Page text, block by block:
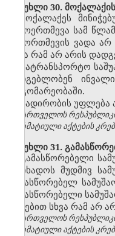
მუხლი 30.
მოქალაქეს
ჩამოერთმევა სამ
ჩამორთმევის ვადა
სხვა რამ არ არის
სატრანსპორტო
სარგებლობენ
მდგომარეობაში.
ნადირობის უფლება
საქართველოს
ნორმატიული აქტების
მუხლი 31.
გამასწორებელი
მოიხადოს მუდმივ
გამასწორებელ
გამასწორებელი
აქტებით სხვა რამ არ
საქართველოს
ნორმატიული აქტების